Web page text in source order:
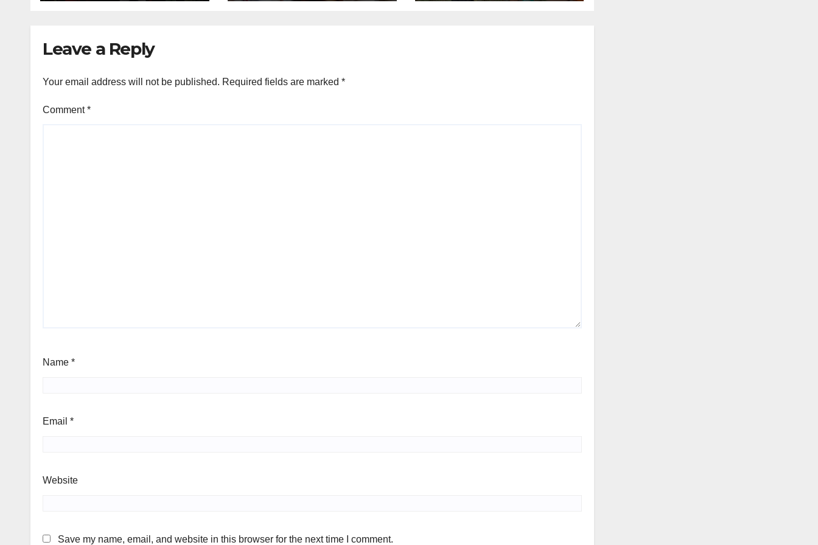
Leave a Reply
Your email address will not be published. Required fields are marked *
Comment*
Name *
Email *
Website
Save my name, email, and website in this browser for the next time I comment.